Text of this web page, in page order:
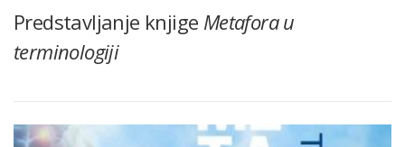
Predstavljanje knjige Metafora u
terminologiji